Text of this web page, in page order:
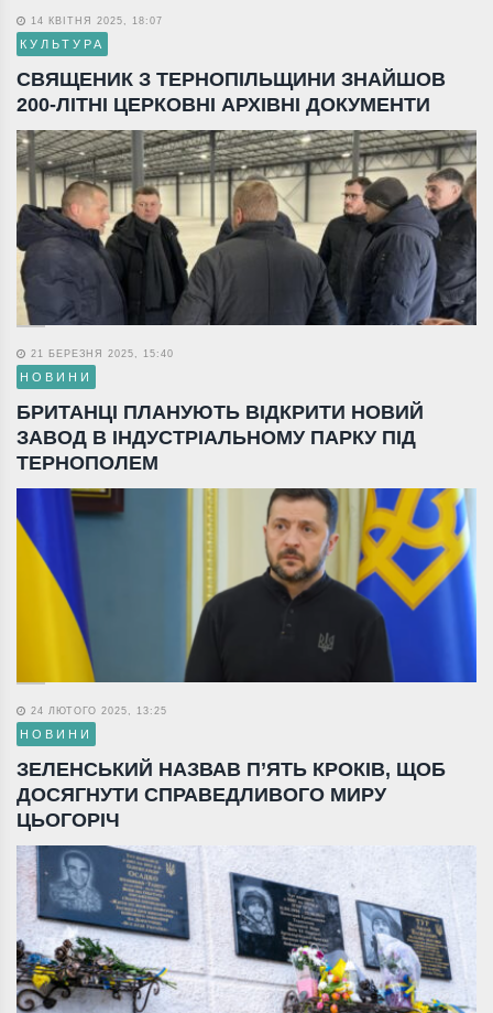
14 КВІТНЯ 2025, 18:07
КУЛЬТУРА
СВЯЩЕНИК З ТЕРНОПІЛЬЩИНИ ЗНАЙШОВ
200-ЛІТНІ ЦЕРКОВНІ АРХІВНІ ДОКУМЕНТИ
21 БЕРЕЗНЯ 2025, 15:40
НОВИНИ
БРИТАНЦІ ПЛАНУЮТЬ ВІДКРИТИ НОВИЙ
ЗАВОД В ІНДУСТРІАЛЬНОМУ ПАРКУ ПІД
ТЕРНОПОЛЕМ
24 ЛЮТОГО 2025, 13:25
НОВИНИ
ЗЕЛЕНСЬКИЙ НАЗВАВ П’ЯТЬ КРОКІВ, ЩОБ
ДОСЯГНУТИ СПРАВЕДЛИВОГО МИРУ
ЦЬОГОРІЧ